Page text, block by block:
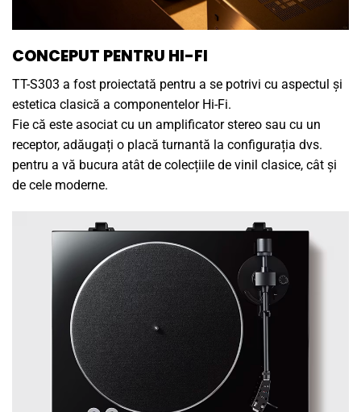
CONCEPUT PENTRU HI-FI
TT-S303 a fost proiectată pentru a se potrivi cu aspectul și
estetica clasică a componentelor Hi-Fi.
Fie că este asociat cu un amplificator stereo sau cu un
receptor, adăugați o placă turnantă la configurația dvs.
pentru a vă bucura atât de colecțiile de vinil clasice, cât și
de cele moderne.